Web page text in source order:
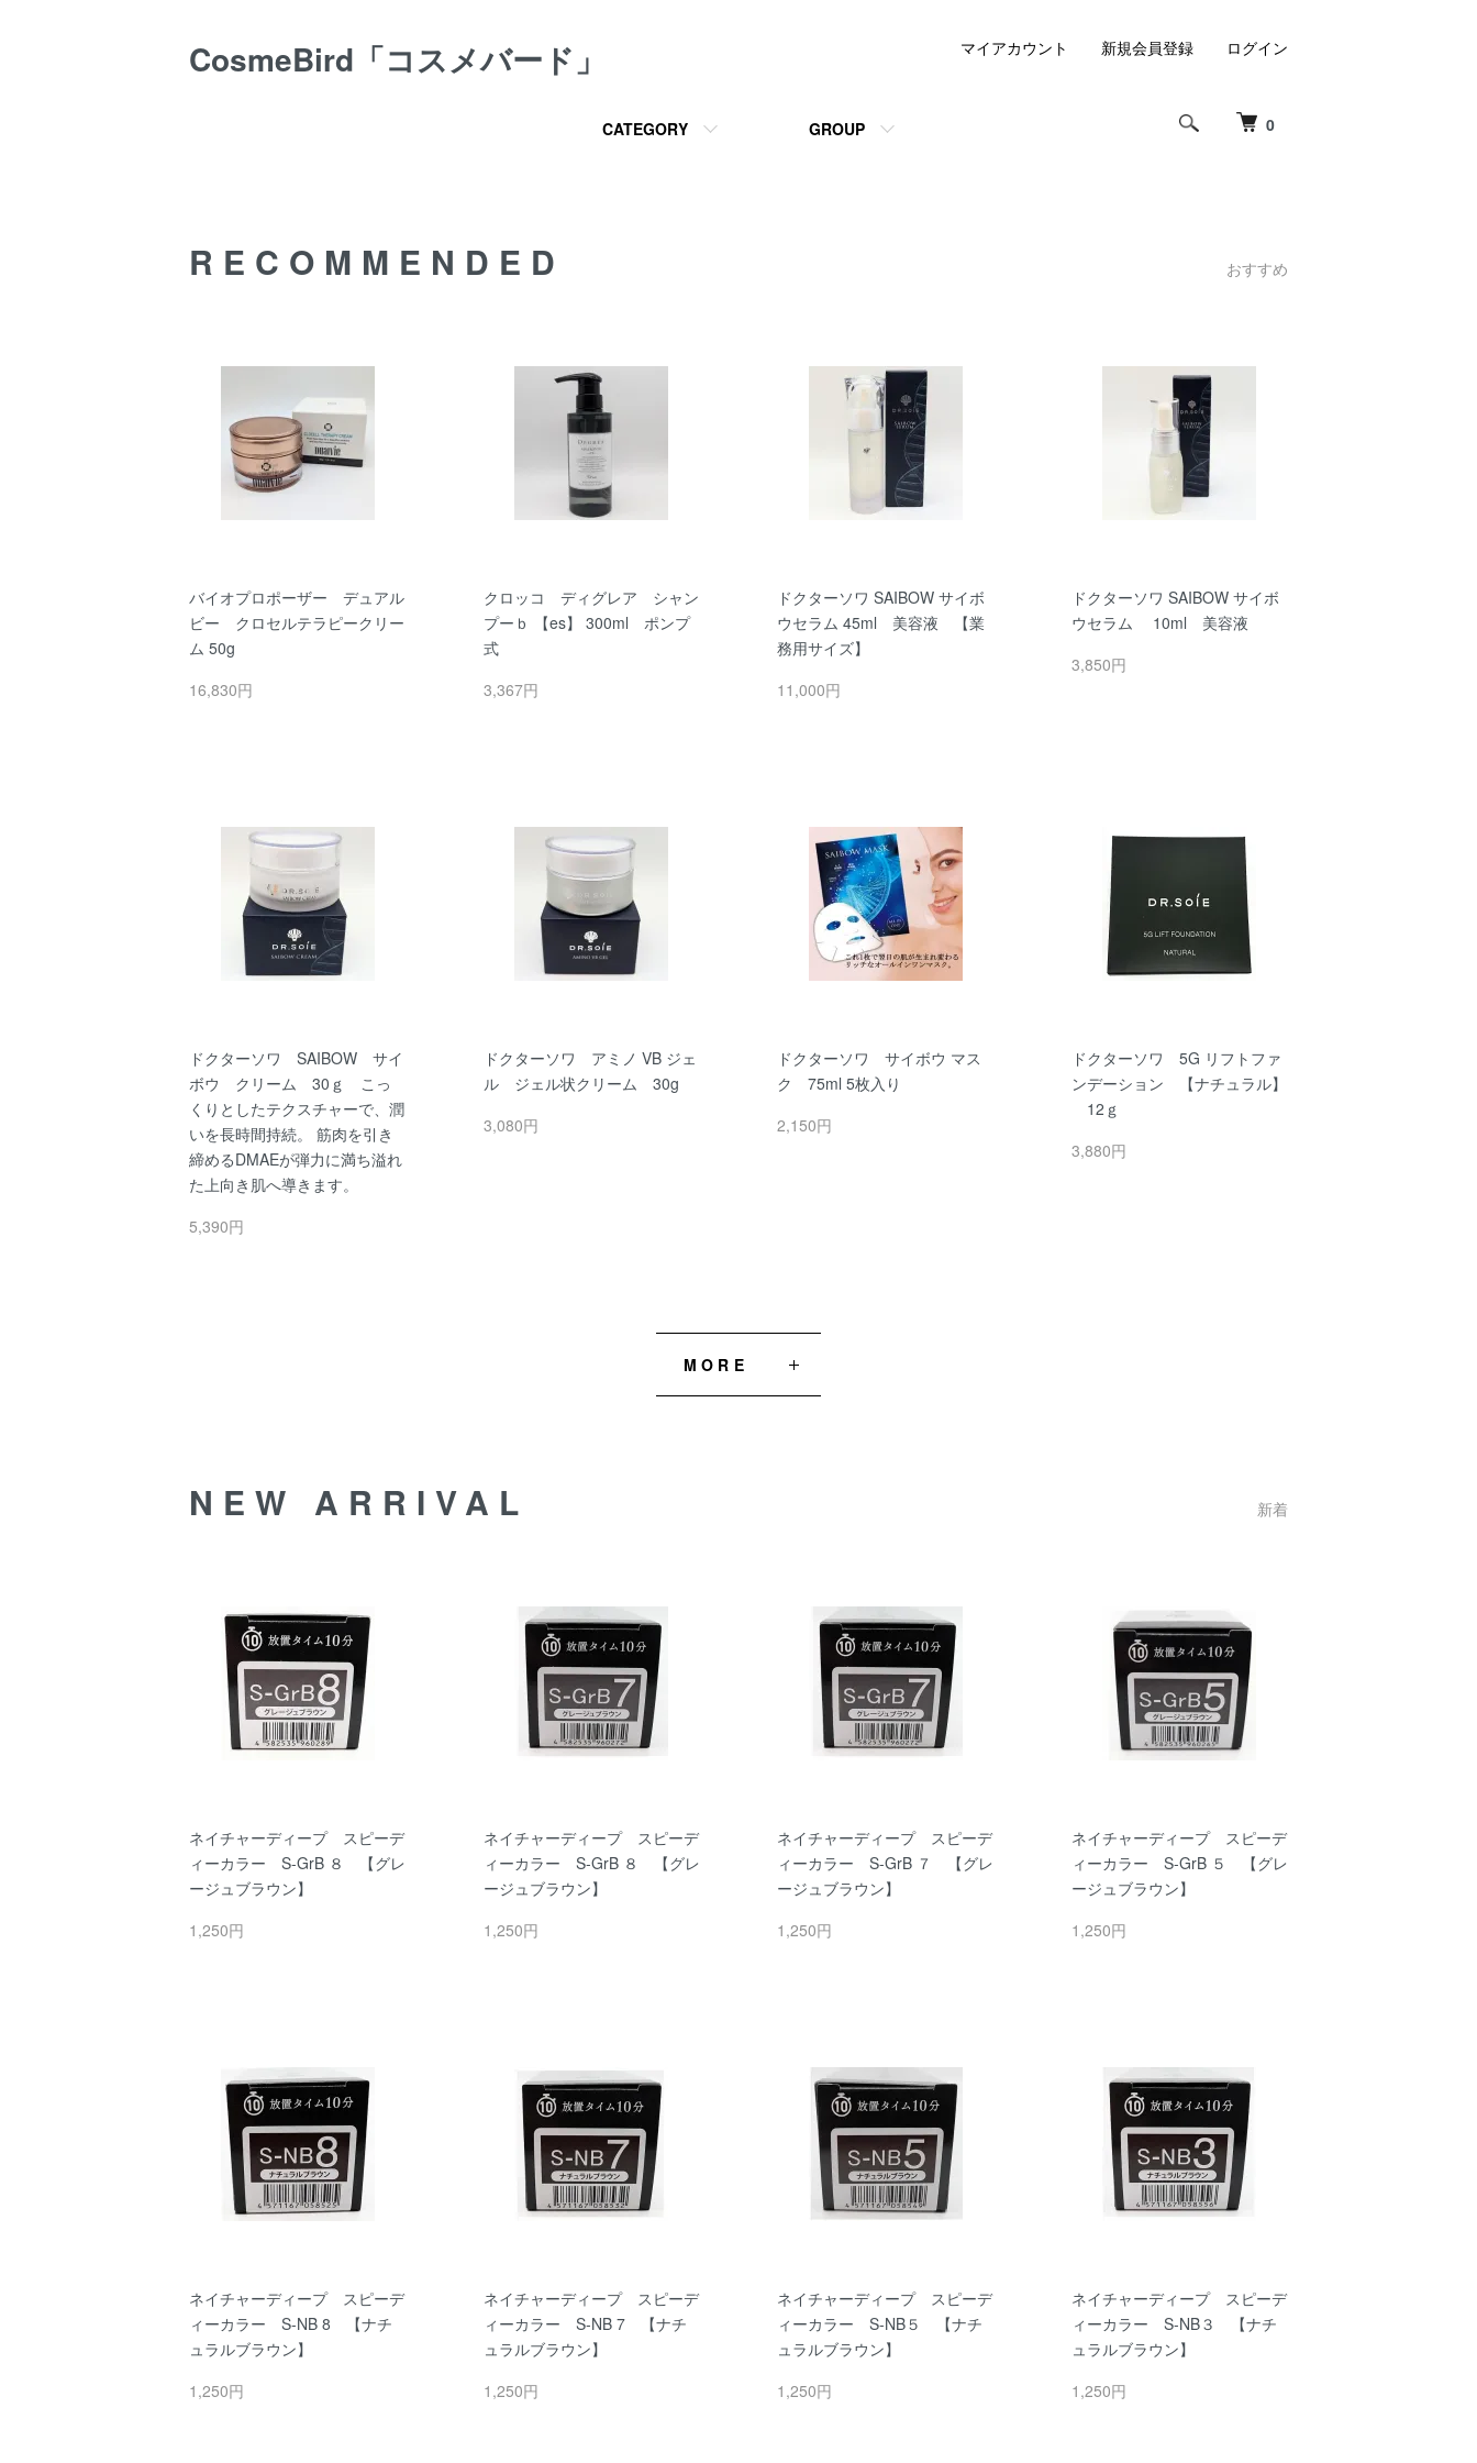
CosmeBird「コスメバード」
0
CATEGORY GROUP
マイアカウント 新規会員登録 ログイン
RECOMMENDED おすすめ
バイオプロポーザー デュアル
ビー クロセルテラピークリー
ム 50g
16,830円
クロッコ ディグレア シャン
プーｂ 【es】 300ml ポンプ
式
3,367円
ドクターソワ SAIBOW サイボ
ウセラム 45ml 美容液 【業
務用サイズ】
11,000円
ドクターソワ SAIBOW サイボ
ウセラム 10ml 美容液
3,850円
ドクターソワ SAIBOW サイ
ボウ クリーム 30ｇ こっ
くりとしたテクスチャーで、潤
いを長時間持続。 筋肉を引き
締めるDMAEが弾力に満ち溢れ
た上向き肌へ導きます。
5,390円
ドクターソワ アミノ VB ジェ
ル ジェル状クリーム 30g
3,080円
ドクターソワ サイボウ マス
ク 75ml 5枚入り
2,150円
ドクターソワ 5G リフトファ
ンデーション 【ナチュラル】
12ｇ
3,880円
MORE
NEW ARRIVAL 新着
ネイチャーディープ スピーデ
ィーカラー S-GrB ８ 【グレ
ージュブラウン】
1,250円
ネイチャーディープ スピーデ
ィーカラー S-GrB ８ 【グレ
ージュブラウン】
1,250円
ネイチャーディープ スピーデ
ィーカラー S-GrB ７ 【グレ
ージュブラウン】
1,250円
ネイチャーディープ スピーデ
ィーカラー S-GrB ５ 【グレ
ージュブラウン】
1,250円
ネイチャーディープ スピーデ
ィーカラー S-NB 8 【ナチ
ュラルブラウン】
1,250円
ネイチャーディープ スピーデ
ィーカラー S-NB 7 【ナチ
ュラルブラウン】
1,250円
ネイチャーディープ スピーデ
ィーカラー S-NB５ 【ナチ
ュラルブラウン】
1,250円
ネイチャーディープ スピーデ
ィーカラー S-NB３ 【ナチ
ュラルブラウン】
1,250円